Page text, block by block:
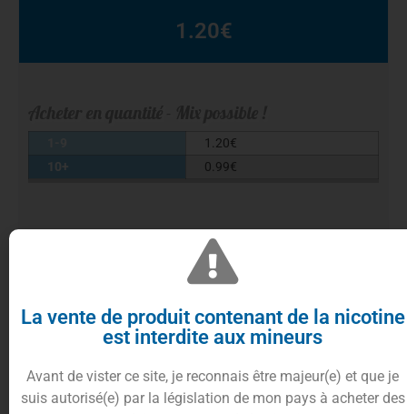
1.20€
1.20€
10+
0.99€
Ajouter au panier 10%cumulés en
La vente de produit contenant de la nicotine
est interdite aux mineurs
Avant de vister ce site, je reconnais être majeur(e) et que je
suis autorisé(e) par la législation de mon pays à acheter des